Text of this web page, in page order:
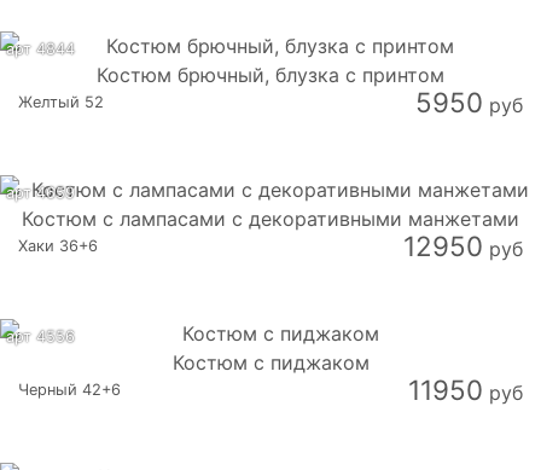
арт 4844
Костюм брючный, блузка с принтом
Желтый 52 5950 руб
арт 4659
Костюм с лампасами с декоративными манжетами
Хаки 36+6 12950 руб
арт 4556
Костюм с пиджаком
Черный 42+6 11950 руб